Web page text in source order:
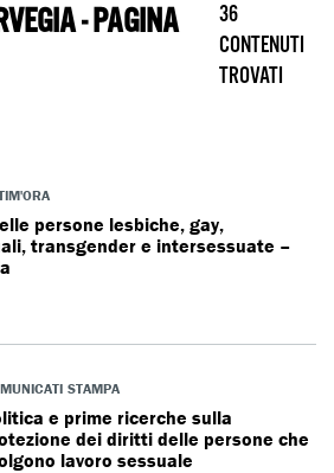
- PAGINA
36
CONTENUTI
TROVATI
persone lesbiche, gay,
transgender e intersessuate –
STAMPA
e prime ricerche sulla
dei diritti delle persone che
lavoro sessuale